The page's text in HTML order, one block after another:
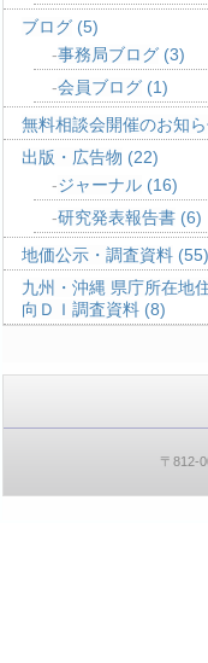
ブログ (5)
事務局ブログ (3)
会員ブログ (1)
無料相談会開催のお知
出版・広告物 (22)
ジャーナル (16)
研究発表報告書 (6)
地価公示・調査資料 (55)
九州・沖縄 県庁所在地
向ＤＩ調査資料 (8)
〒812-